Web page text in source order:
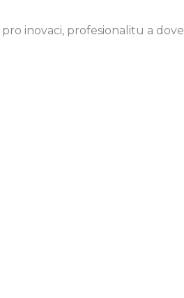
inovaci, profesionalitu a